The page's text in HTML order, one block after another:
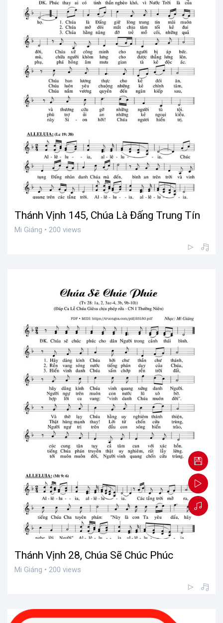
Thánh Vịnh 145, Chúa Là Đấng Trung Tín
Mi Giáng • 200 views
Thánh Vịnh 28, Chúa Sẽ Chúc Phúc
Mi Giáng • 200 views